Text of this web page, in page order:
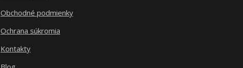
Obchodné podmienky
Ochrana súkromia
Kontakty